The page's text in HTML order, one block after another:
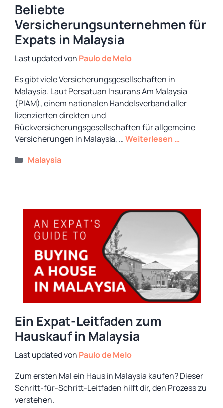
Beliebte
Versicherungsunternehmen für
Expats in Malaysia
von Paulo de Melo
Es gibt viele Versicherungsgesellschaften in
Malaysia. Laut Persatuan Insurans Am Malaysia
(PIAM), einem nationalen Handelsverband aller
lizenzierten direkten und
Rückversicherungsgesellschaften für allgemeine
Versicherungen in Malaysia, …Weiterlesen …
Kategorien
Malaysia
Ein Expat-Leitfaden zum
Hauskauf in Malaysia
von Paulo de Melo
Zum ersten Mal ein Haus in Malaysia kaufen? Dieser
Schritt-für-Schritt-Leitfaden hilft dir, den Prozess zu
verstehen.